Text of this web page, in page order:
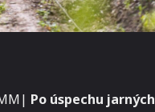
Po úspechu jarných